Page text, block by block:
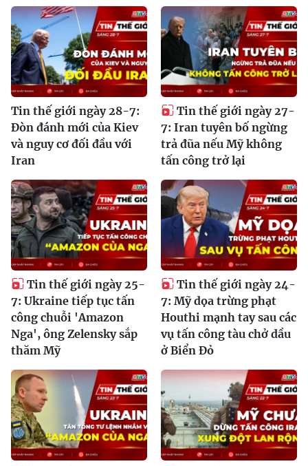
Tin thế giới ngày 28-7:
Đòn đánh mới của Kiev
và nguy cơ đối đầu với
Iran
Tin thế giới ngày 27-
7: Iran tuyên bố ngừng
trả đũa nếu Mỹ không
tấn công trở lại
Tin thế giới ngày 25-
7: Ukraine tiếp tục tấn
công chuỗi 'Amazon
Nga', ông Zelensky sắp
thăm Mỹ
Tin thế giới ngày 24-
7: Mỹ dọa trừng phạt
Houthi mạnh tay sau các
vụ tấn công tàu chở dầu
ở Biển Đỏ